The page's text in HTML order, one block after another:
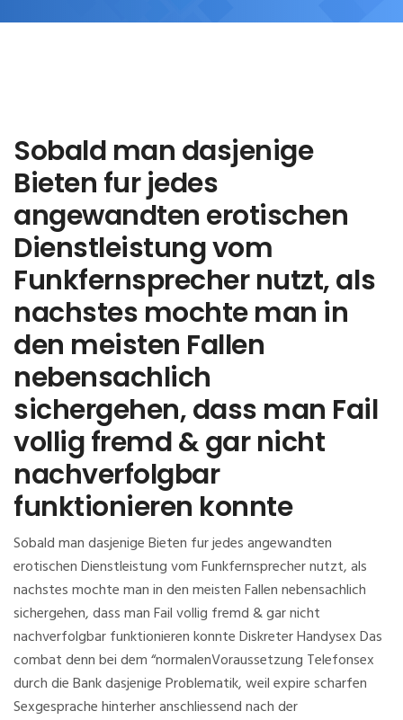
Sobald man dasjenige
Bieten fur jedes
angewandten erotischen
Dienstleistung vom
Funkfernsprecher nutzt, als
nachstes mochte man in
den meisten Fallen
nebensachlich
sichergehen, dass man Fail
vollig fremd & gar nicht
nachverfolgbar
funktionieren konnte
Sobald man dasjenige Bieten fur jedes angewandten
erotischen Dienstleistung vom Funkfernsprecher nutzt, als
nachstes mochte man in den meisten Fallen nebensachlich
sichergehen, dass man Fail vollig fremd & gar nicht
nachverfolgbar funktionieren konnte Diskreter Handysex Das
combat denn bei dem “normalenVoraussetzung Telefonsex
durch die Bank dasjenige Problematik, weil expire scharfen
Sexgesprache hinterher anschliessend nach der